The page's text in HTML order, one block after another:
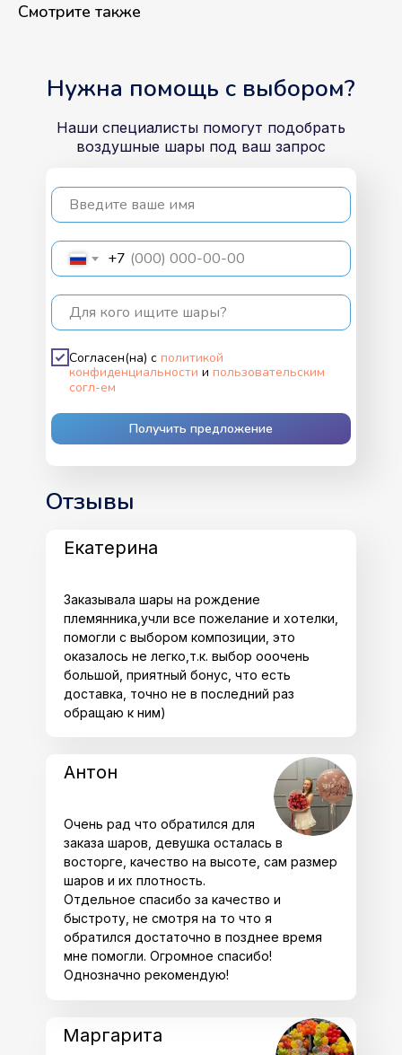
Смотрите также
Наши специалисты помогут подобрать
воздушные шары под ваш запрос
Введите ваше имя
+7
Для кого ищите шары?
Согласен(на) с политикой
конфиденциальности и пользовательским
согл-ем
Получить предложение
Нужна помощь с выбором?
Отзывы
Заказывала шары на рождение
племянника,учли все пожелание и хотелки,
помогли с выбором композиции, это
оказалось не легко,т.к. выбор ооочень
большой, приятный бонус, что есть
доставка, точно не в последний раз
обращаю к ним)
Екатерина
Маргарита
Очень рад что обратился для
заказа шаров, девушка осталась в
восторге, качество на высоте, сам размер
шаров и их плотность.
Отдельное спасибо за качество и
быстроту, не смотря на то что я
обратился достаточно в позднее время
мне помогли. Огромное спасибо!
Однозначно рекомендую!
Антон